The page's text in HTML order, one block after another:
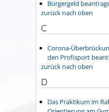
Bürgergeld
zurück nach oben
C
Corona-
den Profisport
zurück nach oben
D
Das Praktikum im